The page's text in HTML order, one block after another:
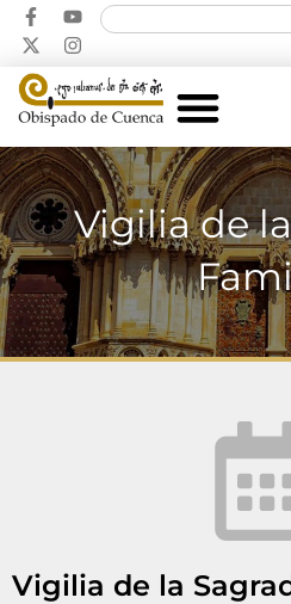
Vigilia de
Vigilia de la